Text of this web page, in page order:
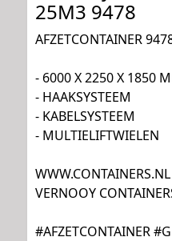
25M3 9478
AFZETCONTAINER
- 6000 X 2250 X 1850
- HAAKSYSTEEM
- KABELSYSTEEM
- MULTIELIFTWIELEN
WWW.CONTAINERS.NL
VERNOOY
#AFZETCONTAINER